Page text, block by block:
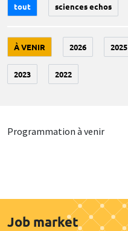
tout sciences echos
À VENIR 2026 2025
2023 2022
Programmation à venir
Job market